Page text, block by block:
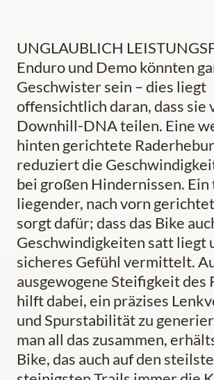
UNGLAUBLICH
Enduro und Demo könnten
Geschwister sein – dies liegt
offensichtlich daran, dass sie
Downhill-DNA teilen. Eine
hinten gerichtete
reduziert die
bei großen Hindernissen.
liegender, nach vorn
sorgt dafür; dass das Bike
Geschwindigkeiten satt liegt
sicheres Gefühl vermittelt.
ausgewogene Steifigkeit des
hilft dabei, ein präzises
und Spurstabilität zu
man all das zusammen,
Bike, das auch auf den